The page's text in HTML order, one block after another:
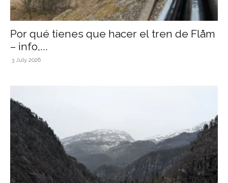
Por qué tienes que hacer el tren de Flåm
– info,...
3 July 2026